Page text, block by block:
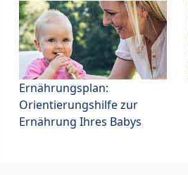
Ernährungsplan:
Orientierungshilfe zur
Ernährung Ihres Babys